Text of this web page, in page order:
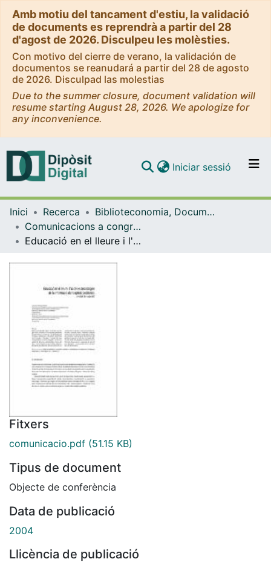
Amb motiu del tancament d'estiu, la validació
de documents es reprendrà a partir del 28
d'agost de 2026. Disculpeu les molèsties.
Con motivo del cierre de verano, la validación de
documentos se reanudará a partir del 28 de agosto
de 2026. Disculpad las molestias
Due to the summer closure, document validation will
resume starting August 28, 2026. We apologize for
any inconvenience.
Navega per tot el DD
Com publicar
Iniciar sessió (current)
Inici Recerca
Biblioteconomia, Documentació i Comunicació Audiovisual
Comunicacions a congressos / Presentacions (Biblioteconomia, Documentació i Comunicació Audiovisual)
Educació en el lleure i l'ús de les tecnologies de la informació als hospitals pediàtrics: un estat de la qüestió
Fitxers
comunicacio.pdf (51.15 KB)
Tipus de document
Objecte de conferència
Data de publicació
2004
Llicència de publicació